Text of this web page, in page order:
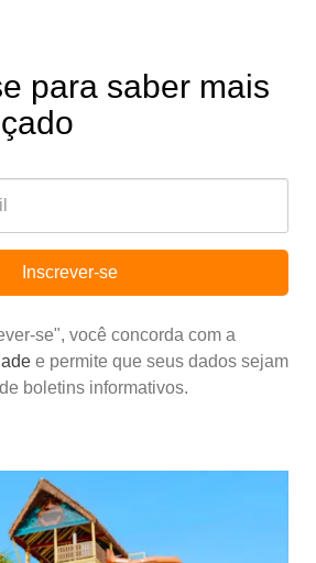
para saber mais
Inscrever-se
se", você concorda com a
e permite que seus dados sejam
boletins informativos.